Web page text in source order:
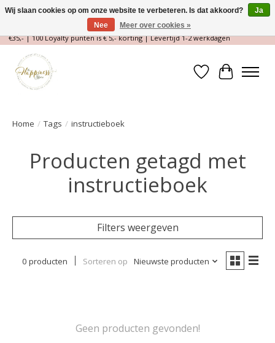
Magische Conceptstore, Edelstenen & Spirituele winkel | Gratis verzending >
€35,- | 100 Loyalty punten is € 5,- korting | Levertijd 1-2 werkdagen
Verlanglijst
Home / Tags / instructieboek
Producten getagd met
instructieboek
Filters weergeven
0 producten Sorteren op Nieuwste producten
Geen producten gevonden!
Wij slaan cookies op om onze website te verbeteren. Is dat akkoord?
Ja
Nee
Meer over cookies »